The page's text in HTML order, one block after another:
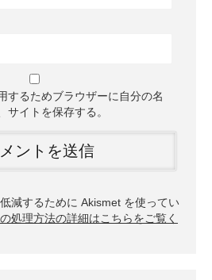
するためブラウザーに自分の名
サイトを保存する。
減するために Akismet を使ってい
処理方法の詳細はこちらをご覧く